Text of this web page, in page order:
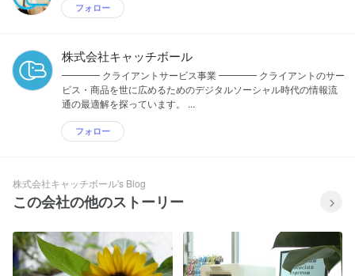
フォロー
株式会社キャッチボール
━━━━ クライアントサービス事業 ━━━━ クライアントのサー
ビス・商品を世に広めるためのデジタルソーシャル時代の情報流
通の最適解を探っています。 ...
フォロー
株式会社キャッチボール's Blog
この会社の他のストーリー